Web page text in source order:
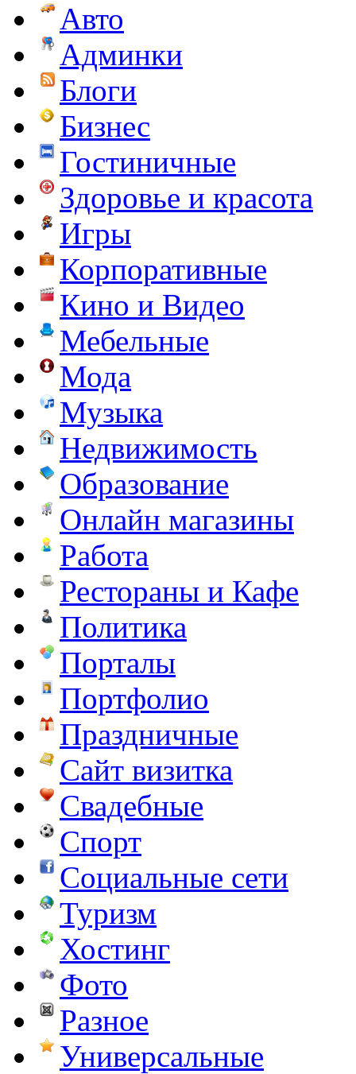
Авто
Админки
Блоги
Бизнес
Гостиничные
Здоровье и красота
Игры
Корпоративные
Кино и Видео
Мебельные
Мода
Музыка
Недвижимость
Образование
Онлайн магазины
Работа
Рестораны и Кафе
Политика
Порталы
Портфолио
Праздничные
Сайт визитка
Свадебные
Спорт
Социальные сети
Туризм
Хостинг
Фото
Разное
Универсальные